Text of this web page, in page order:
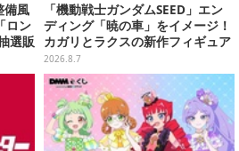
備風
ロン
選販
「機動戦士ガンダムSEED」エン
ディング「暁の車」をイメージ！
カガリとラクスの新作フィギュア
がプライズに
2026.8.7